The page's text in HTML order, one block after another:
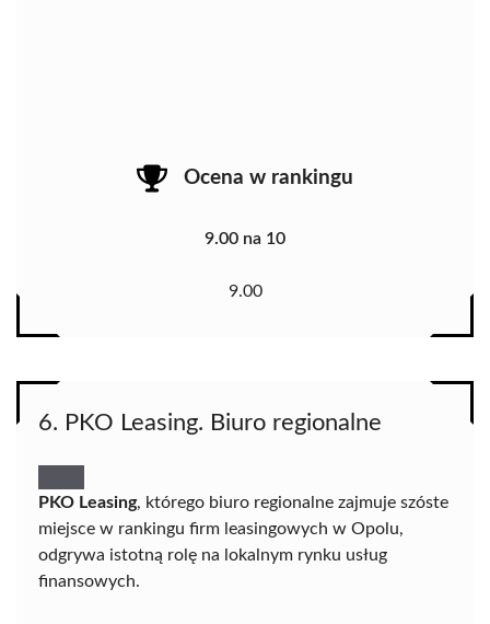
Ocena w rankingu
9.00 na 10
9.00
6. PKO Leasing. Biuro regionalne
PKO Leasing, którego biuro regionalne zajmuje szóste
miejsce w rankingu firm leasingowych w Opolu,
odgrywa istotną rolę na lokalnym rynku usług
finansowych.